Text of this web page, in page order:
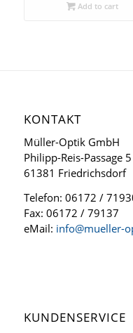
Add to cart
KONTAKT
Müller-Optik GmbH
Philipp-Reis-Passage 5
61381 Friedrichsdorf
Telefon: 06172 /
Fax: 06172 / 79137
eMail: info@mueller-
KUNDENSERVICE